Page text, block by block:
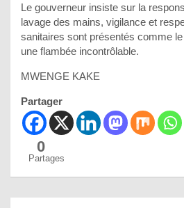
Le gouverneur insiste sur la
lavage des mains, vigilance et
sanitaires sont présentés comme
une flambée incontrôlable.
MWENGE KAKE
Partager
0
Partages